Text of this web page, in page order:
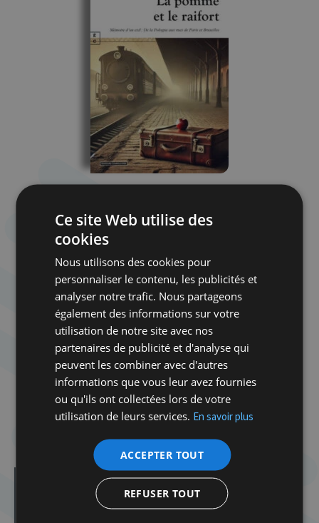
Judkiewicz explore les traces laissées par la
générations. Entre deuil, silence et
reconstruction, le livre montre comment les
souvenirs, même tus, façonnent les identités et
les regards sur le monde, nous rappelant
l’importance des racines et de la mémoire dans
un présent pressé d’oublier.
La rencontre sera animée par le journaliste, vice-
président du Centre d’Action Laïque et de la
Fondation Henri La Fontaine : Eddy Caekelberghs,
auteur de la préface.
Dans la même catégorie d'article :
Dibook | Les élections en Israël
Ce site Web utilise des
cookies
Nous utilisons des cookies pour
personnaliser le contenu, les publicités et
analyser notre trafic. Nous partageons
également des informations sur votre
utilisation de notre site avec nos
partenaires de publicité et d'analyse qui
peuvent les combiner avec d'autres
informations que vous leur avez fournies
ou qu'ils ont collectées lors de votre
utilisation de leurs services. En savoir plus
ACCEPTER TOUT
REFUSER TOUT